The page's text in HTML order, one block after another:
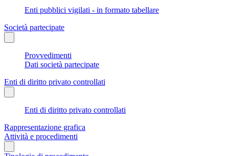
Enti pubblici vigilati - in formato tabellare
Società partecipate
Provvedimenti
Dati società partecipate
Enti di diritto privato controllati
Enti di diritto privato controllati
Rappresentazione grafica
Attività e procedimenti